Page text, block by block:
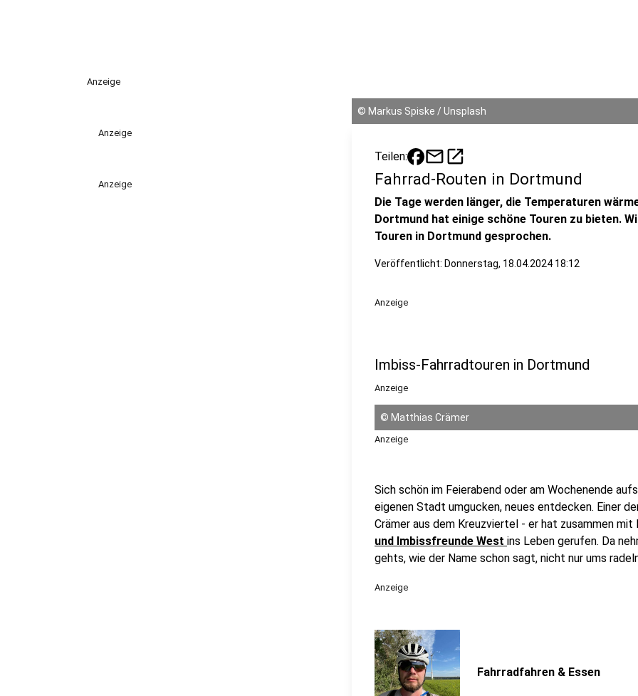
Anzeige
Anzeige
Anzeige
© Markus Spiske / Unsplash
Teilen: mailopen_in_new
Fahrrad-Routen in Dortmund
Die Tage werden länger, die Temperaturen
Dortmund hat einige schöne Touren zu bieten.
Touren in Dortmund gesprochen.
Veröffentlicht: Donnerstag, 18.04.2024 18:12
Anzeige
Imbiss-Fahrradtouren in Dortmund
Anzeige
© Matthias Crämer
Anzeige
Sich schön im Feierabend oder am Wochenende
eigenen Stadt umgucken, neues entdecken. Einer
Crämer aus dem Kreuzviertel - er hat zusammen
und Imbissfreunde West ins Leben gerufen. Da
gehts, wie der Name schon sagt, nicht nur ums
Anzeige
Fahrradfahren & Essen